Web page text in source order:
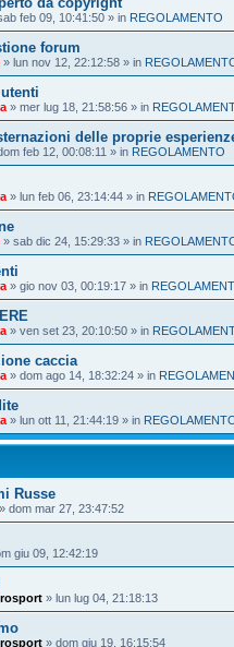
feb 09, 10:41:50 » in REGOLAMENTO
forum
» lun nov 12, 22:12:58 » in
» mer lug 18, 21:58:56 » in
delle proprie
feb 12, 00:08:11 » in REGOLAMENTO
» lun feb 06, 23:14:44 » in
» sab dic 24, 15:29:33 » in
» gio nov 03, 00:19:17 » in
» ven set 23, 20:10:50 » in
caccia
» dom ago 14, 18:32:24 » in
» lun ott 11, 21:44:19 » in
Russe
» dom mar 27, 23:47:52
giu 09, 12:42:19
» lun lug 04, 21:18:13
» dom giu 19, 16:15:54